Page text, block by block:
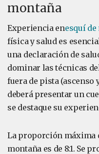
montaña
Experiencia enesquí
física y salud es
una declaración de
dominar las técnicas
fuera de pista (ascenso
deberá presentar un
se destaque su
La proporción máxima
montaña es de 8:1. Se